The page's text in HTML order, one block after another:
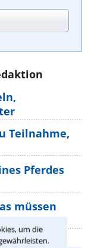
um die
Teilnahme,
Pferdes
müssen